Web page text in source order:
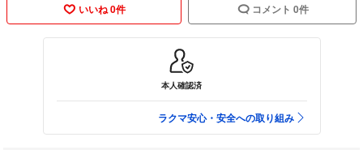
いいね 0件 コメント 0件
本人確認済
ラクマ安心・安全への取り組み